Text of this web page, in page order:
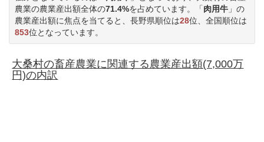
農業の農業産出額全体の71.4%を占めています。「肉用牛 」の
農業産出額に焦点を当てると、長野県順位は28位、全国順位は
853位となっています。
大桑村の畜産農業に関連する農業産出額(7,000万
円)の内訳